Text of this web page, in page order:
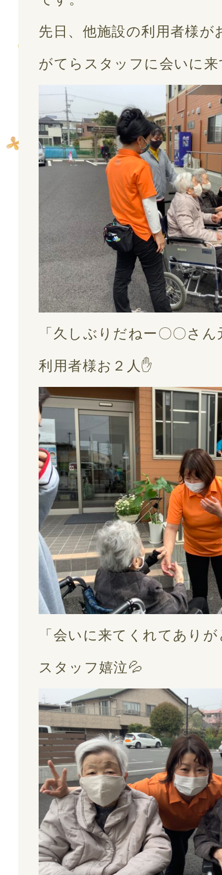
会社案内
先日、他施設の利用者様が
がてらスタッフに会いに
「久しぶりだねー〇〇さ
利用者様お２人✋
「会いに来てくれてあり
スタッフ嬉泣💦